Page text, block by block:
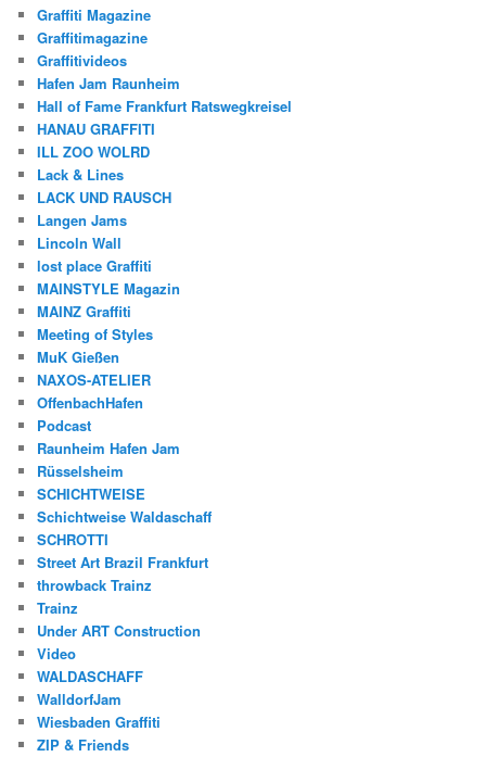
Graffiti Magazine
Graffitimagazine
Graffitivideos
Hafen Jam Raunheim
Hall of Fame Frankfurt Ratswegkreisel
HANAU GRAFFITI
ILL ZOO WOLRD
Lack & Lines
LACK UND RAUSCH
Langen Jams
Lincoln Wall
lost place Graffiti
MAINSTYLE Magazin
MAINZ Graffiti
Meeting of Styles
MuK Gießen
NAXOS-ATELIER
OffenbachHafen
Podcast
Raunheim Hafen Jam
Rüsselsheim
SCHICHTWEISE
Schichtweise Waldaschaff
SCHROTTI
Street Art Brazil Frankfurt
throwback Trainz
Trainz
Under ART Construction
Video
WALDASCHAFF
WalldorfJam
Wiesbaden Graffiti
ZIP & Friends